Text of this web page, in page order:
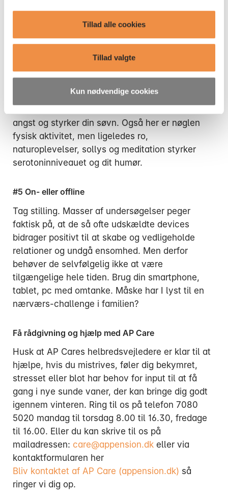
Tillad alle cookies
Tillad valgte
Kun nødvendige cookies
oxytocin og styrker dine relationer. Giv omtanke,
en tjeneste, et ærligt kompliment eller en lille
gave. Prioritér de nærmeste og lad det sprede
sig som ringe i vandet. Sammen kan vi klare lige
angst og styrker din søvn. Også her er nøglen
fysisk aktivitet, men ligeledes ro,
naturoplevelser, sollys og meditation styrker
serotoninniveauet og dit humør.
#5 On- eller offline
Tag stilling. Masser af undersøgelser peger
faktisk på, at de så ofte udskældte devices
bidrager positivt til at skabe og vedligeholde
relationer og undgå ensomhed. Men derfor
behøver de selvfølgelig ikke at være
tilgængelige hele tiden. Brug din smartphone,
tablet, pc med omtanke. Måske har I lyst til en
nærværs-challenge i familien?
Få rådgivning og hjælp med AP Care
Husk at AP Cares helbredsvejledere er klar til at
hjælpe, hvis du mistrives, føler dig bekymret,
stresset eller blot har behov for input til at få
gang i nye sunde vaner, der kan bringe dig godt
igennem vinteren. Ring til os på telefon 7080
5020 mandag til torsdag 8.00 til 16.30, fredage
til 16.00. Eller du kan skrive til os på
mailadressen: care@appension.dk eller via
kontaktformularen her
Bliv kontaktet af AP Care (appension.dk) så
ringer vi dig op.